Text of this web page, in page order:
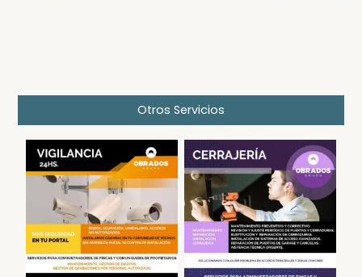
Otros Servicios
Cámaras en Portales Cerrajería